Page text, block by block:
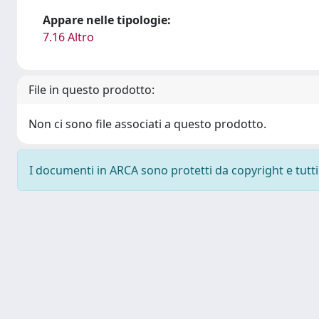
Appare nelle tipologie:
7.16 Altro
File in questo prodotto:
Non ci sono file associati a questo prodotto.
I documenti in ARCA sono protetti da copyright e